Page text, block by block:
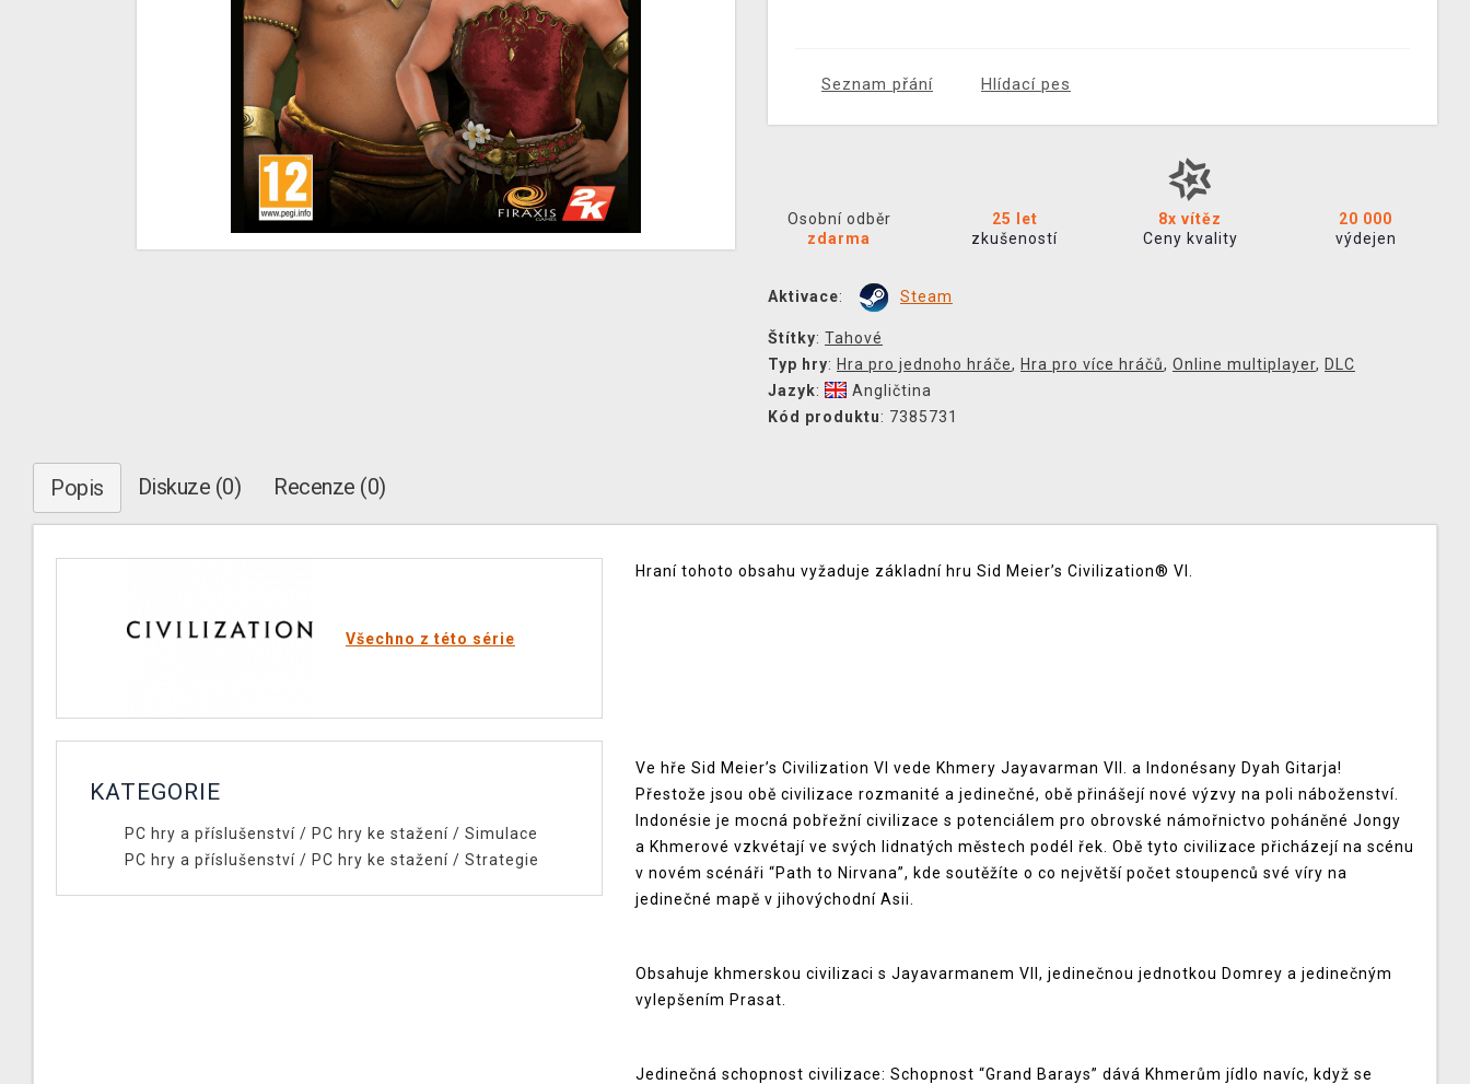
Seznam přání Hlídací pes
Osobní odběr
zdarma
25 let
zkušeností
8x vítěz
Ceny kvality
20 000
výdejen
Aktivace: Steam
Štítky: Tahové
Typ hry: Hra pro jednoho hráče, Hra pro více hráčů, Online multiplayer, DLC
Jazyk:
Angličtina
Kód produktu: 7385731
Popis Diskuze (0) Recenze (0)
Všechno z této série
KATEGORIE
PC hry a příslušenství/ PC hry ke stažení/ Simulace
PC hry a příslušenství/ PC hry ke stažení/ Strategie
Hraní tohoto obsahu vyžaduje základní hru Sid Meier’s Civilization® VI.
Ve hře Sid Meier’s Civilization VI vede Khmery Jayavarman VII. a Indonésany Dyah Gitarja!
Přestože jsou obě civilizace rozmanité a jedinečné, obě přinášejí nové výzvy na poli náboženství.
Indonésie je mocná pobřežní civilizace s potenciálem pro obrovské námořnictvo poháněné Jongy
a Khmerové vzkvétají ve svých lidnatých městech podél řek. Obě tyto civilizace přicházejí na scénu
v novém scénáři “Path to Nirvana”, kde soutěžíte o co největší počet stoupenců své víry na
jedinečné mapě v jihovýchodní Asii.
Obsahuje khmerskou civilizaci s Jayavarmanem VII, jedinečnou jednotkou Domrey a jedinečným
vylepšením Prasat.
Jedinečná schopnost civilizace: Schopnost “Grand Barays” dává Khmerům jídlo navíc, když se